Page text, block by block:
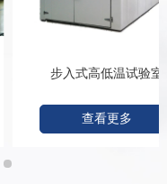
步入式高低温试验室
查看更多